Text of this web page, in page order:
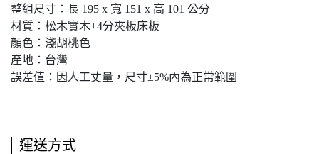
整組尺寸：長 195 x 寬 151 x 高 101 公分
材質：松木實木+4分夾板床板
顏色：淺胡桃色
產地：台灣
誤差值：因人工丈量，尺寸±5%內為正常範圍
運送方式